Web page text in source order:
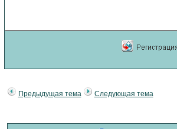
Предыдущая тема Следующая тема